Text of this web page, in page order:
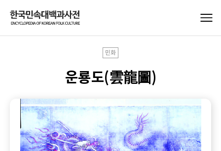
민화
운룡도(雲龍圖)